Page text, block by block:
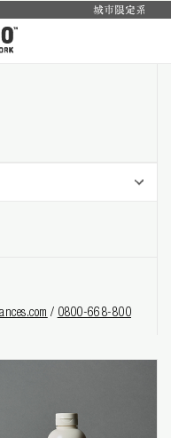
城市限定系列回來了...探索禮盒於
/ 0800-668-800